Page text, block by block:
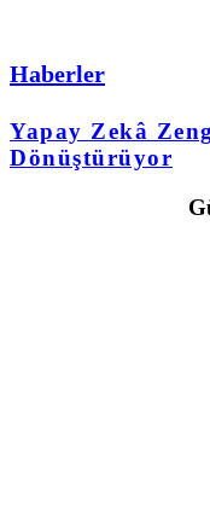
Haberler
Yapay Zekâ
Dönüştürüyor